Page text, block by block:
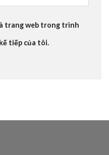
trang web trong trình
tiếp của tôi.